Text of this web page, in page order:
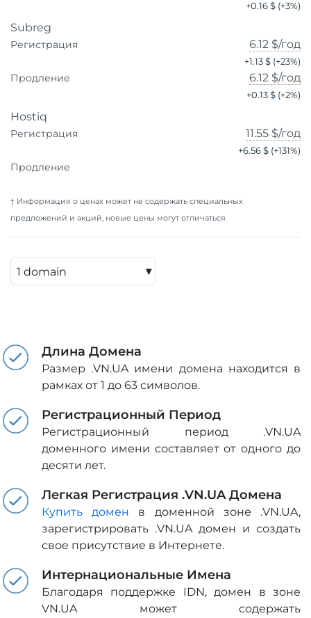
+0.16 $ (+3%)
Subreg
Регистрация 6.12 $/год
+1.13 $ (+23%)
Продление 6.12 $/год
+0.13 $ (+2%)
Hostiq
Регистрация 11.55 $/год
+6.56 $ (+131%)
Продление
† Информация о ценах может не содержать специальных
предложений и акций, новые цены могут отличаться
▾
Длина Домена
Размер .VN.UA имени домена находится в
рамках от 1 до 63 символов.
Регистрационный Период
Регистрационный период .VN.UA
доменного имени составляет от одного до
десяти лет.
Легкая Регистрация .VN.UA Домена
Купить домен в доменной зоне .VN.UA,
зарегистрировать .VN.UA домен и создать
свое присутствие в Интернете.
Интернациональные Имена
Благодаря поддержке IDN, домен в зоне
VN.UA может содержать